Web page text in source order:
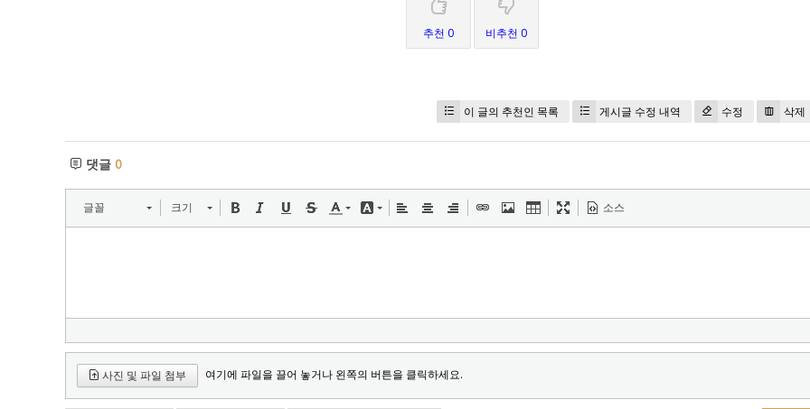
추천 0 비추천 0
이 글의 추천인 목록 게시글 수정 내역 수정 삭제
댓글 0
글꼴 크기 소스
사진 및 파일 첨부 여기에 파일을 끌어 놓거나 왼쪽의 버튼을 클릭하세요.